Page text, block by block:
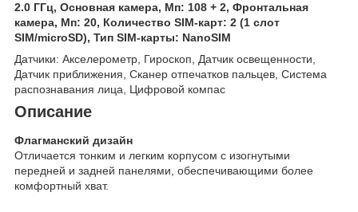
2.0 ГГц, Основная камера, Мп: 108 + 2, Фронтальная
камера, Мп: 20, Количество SIM-карт: 2 (1 слот
SIM/microSD), Тип SIM-карты: NanoSIM
Датчики: Акселерометр, Гироскоп, Датчик освещенности,
Датчик приближения, Сканер отпечатков пальцев, Система
распознавания лица, Цифровой компас
Описание
Флагманский дизайн
Отличается тонким и легким корпусом с изогнутыми
передней и задней панелями, обеспечивающими более
комфортный хват.